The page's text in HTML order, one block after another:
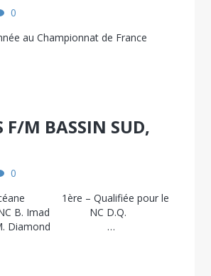
0
au Championnat de France
F/M BASSIN SUD,
0
1ère – Qualifiée pour le
B. Imad NC D.Q.
Diamond …